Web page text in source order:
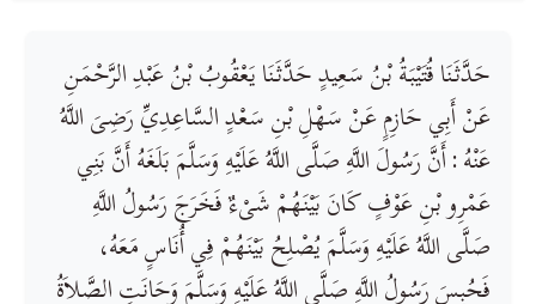
حَدَّثَنَا قُتَيْبَةُ بْنُ سَعِيدٍ حَدَّثَنَا يَعْقُوبُ بْنُ عَبْدِ الرَّحْمَنِ
عَنْ أَبِي حَازِمٍ عَنْ سَهْلِ بْنِ سَعْدٍ السَّاعِدِيِّ رَضِىَ اللَّهُ
عَنْهُ : أَنَّ رَسُولَ اللَّهِ صَلَّى اللَّهُ عَلَيْهِ وَسَلَّمَ بَلَغَهُ أَنَّ بَنِي
عَمْرِو بْنِ عَوْفٍ كَانَ بَيْنَهُمْ شَىْءٌ فَخَرَجَ رَسُولُ اللَّهِ
صَلَّى اللَّهُ عَلَيْهِ وَسَلَّمَ يُصْلِحُ بَيْنَهُمْ فِي أُنَاسٍ مَعَهُ،
فَحُبِسَ رَسُولُ اللَّهِ صَلَّى اللَّهُ عَلَيْهِ وَسَلَّمَ وَحَانَتِ الصَّلاَةُ